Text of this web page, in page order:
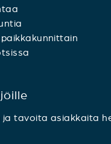
ja tavoita asiakkaita